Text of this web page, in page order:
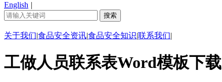
English |
关于我们|食品安全资讯|食品安全知识|联系我们|
工做人员联系表Word模板下载